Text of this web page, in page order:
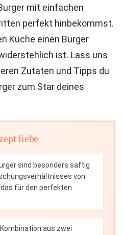
mit einfachen
perfekt hinbekommst.
Küche einen Burger
ist. Lass uns
Zutaten und Tipps du
zum Star deines
liebe
sind besonders saftig
von
für den perfekten
Kombination aus zwei